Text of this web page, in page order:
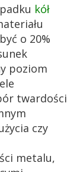
kół
o 20%
poziom
twardości
czy
metalu,